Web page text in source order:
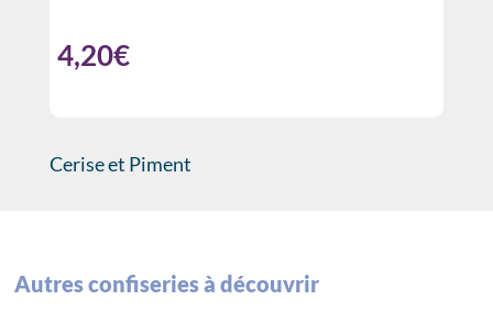
4,20€
Cerise et Piment
Autres confiseries à découvrir